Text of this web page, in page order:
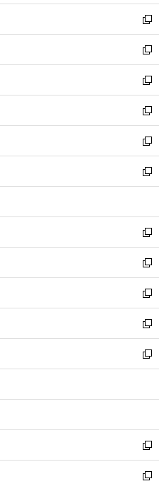
開
く
ウ
で
開
く
ン
ド
ウ
で
開
く
ウ
ィ
ン
ド
ウ
で
開
く
し
い
ウ
ィ
ン
ド
ウ
で
開
く
新
し
い
ウ
ィ
ン
ド
ウ
で
開
く
新
し
い
ウ
ィ
ン
ド
ウ
で
開
新
し
い
ウ
ィ
ン
ド
ウ
開
く
新
し
い
ウ
ィ
ン
ウ
で
開
く
新
し
い
ウ
ン
ド
ウ
で
開
く
新
し
ウ
ィ
ン
ド
ウ
で
開
く
新
し
い
ウ
ィ
ン
ド
ウ
で
開
新
し
い
ウ
ィ
ン
ド
ウ
開
新
し
い
ウ
ィ
ン
ウ
開
く
新
し
い
ウ
ン
ウ
で
開
く
新
し
ウ
ン
ド
ウ
で
新
し
い
新